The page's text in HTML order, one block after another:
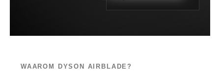
WAAROM DYSON AIRBLADE?